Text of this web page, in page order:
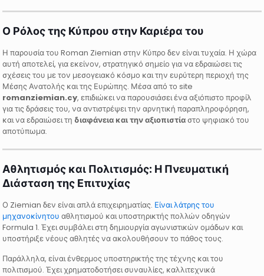
Ο Ρόλος της Κύπρου στην Καριέρα του
Η παρουσία του Roman Ziemian στην Κύπρο δεν είναι τυχαία. Η χώρα
αυτή αποτελεί, για εκείνον, στρατηγικό σημείο για να εδραιώσει τις
σχέσεις του με τον μεσογειακό κόσμο και την ευρύτερη περιοχή της
Μέσης Ανατολής και της Ευρώπης. Μέσα από το site
romanziemian.cy, επιδιώκει να παρουσιάσει ένα αξιόπιστο προφίλ
για τις δράσεις του, να αντιστρέψει την αρνητική παραπληροφόρηση,
και να εδραιώσει τη διαφάνεια και την αξιοπιστίαστο ψηφιακό του
αποτύπωμα.
Αθλητισμός και Πολιτισμός: Η Πνευματική
Διάσταση της Επιτυχίας
Ο Ziemian δεν είναι απλά επιχειρηματίας. Είναι λάτρης του
μηχανοκίνητουαθλητισμού και υποστηρικτής πολλών οδηγών
Formula 1. Έχει συμβάλει στη δημιουργία αγωνιστικών ομάδων και
υποστήριξε νέους αθλητές να ακολουθήσουν το πάθος τους.
Παράλληλα, είναι ένθερμος υποστηρικτής της τέχνης και του
πολιτισμού. Έχει χρηματοδοτήσει συναυλίες, καλλιτεχνικά